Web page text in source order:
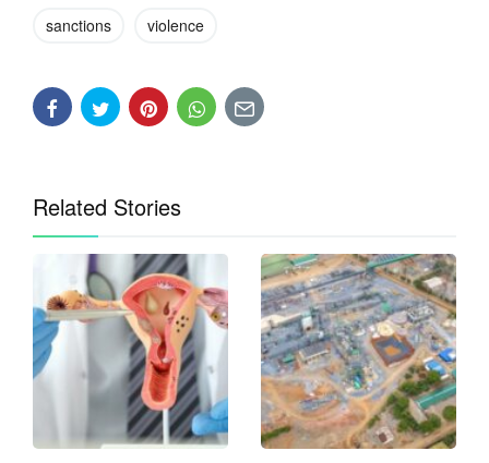
sanctions violence
Related Stories